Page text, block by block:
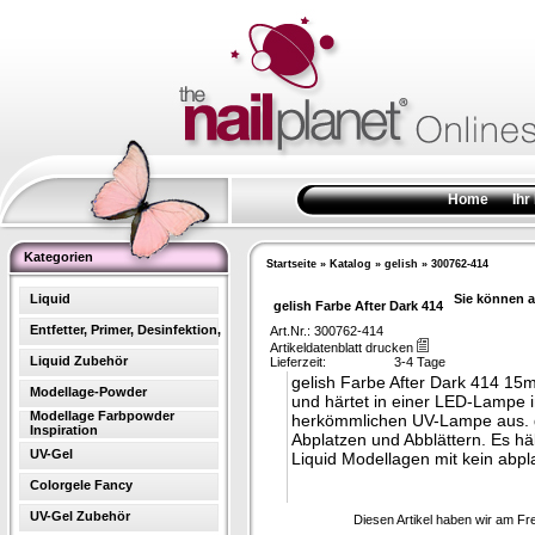
Home Ihr
Kategorien
Liquid
Entfetter, Primer, Desinfektion,
Liquid Zubehör
Modellage-Powder
Modellage Farbpowder
Inspiration
UV-Gel
Colorgele Fancy
UV-Gel Zubehör
Startseite » Katalog » gelish » 300762-414
gelish Farbe After Dark 414 Sie können
Art.Nr.: 300762-414
Artikeldatenblatt drucken
Lieferzeit:
3-4 Tage
gelish Farbe After Dark 414
und härtet in einer LED-Lampe
herkömmlichen UV-Lampe
Abplatzen und Abblättern. Es
Liquid Modellagen mit kein
Diesen Artikel haben wir am